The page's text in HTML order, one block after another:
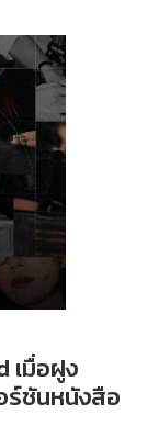
เมื่อฝูง
ร์ชันหนังสือ